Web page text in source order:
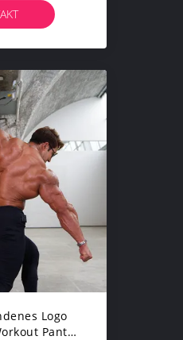
Logo
Pants-